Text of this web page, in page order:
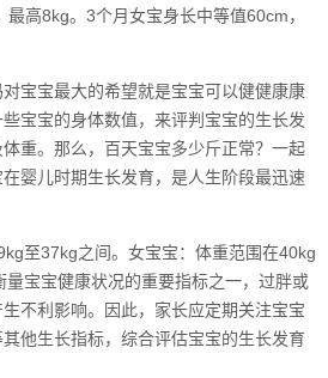
高8kg。3个月女宝身长中等值60cm，
宝宝最大的希望就是宝宝可以健健康康
宝宝的身体数值，来评判宝宝的生长发
重。那么，百天宝宝多少斤正常？一起
婴儿时期生长发育，是人生阶段最迅速
至37kg之间。女宝宝：体重范围在40kg
宝宝健康状况的重要指标之一，过胖或
不利影响。因此，家长应定期关注宝宝
他生长指标，综合评估宝宝的生长发育